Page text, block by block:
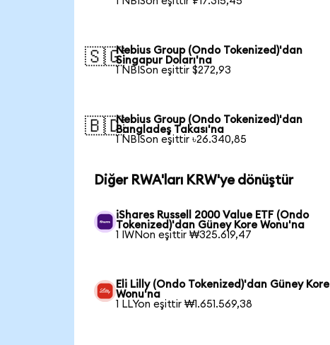
🇸🇬Nebius Group (Ondo Tokenized)'dan
Singapur Doları'na
1 NBISon eşittir $272,93
🇧🇩Nebius Group (Ondo Tokenized)'dan
Bangladeş Takası'na
1 NBISon eşittir ৳26.340,85
Diğer RWA'ları KRW'ye dönüştür
iShares Russell 2000 Value ETF (Ondo
Tokenized)'dan Güney Kore Wonu'na
1 IWNon eşittir ₩325.619,47
Eli Lilly (Ondo Tokenized)'dan Güney Kore
Wonu'na
1 LLYon eşittir ₩1.651.569,38